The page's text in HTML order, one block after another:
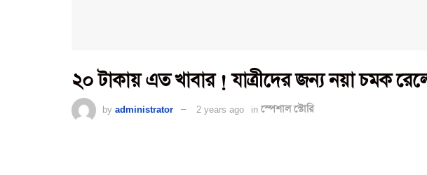
২০ টাকায় এত খাবার ! যাত্রীদের জন্য নয়া চমক
by administrator 2 years ago in স্পেশাল স্টোরি